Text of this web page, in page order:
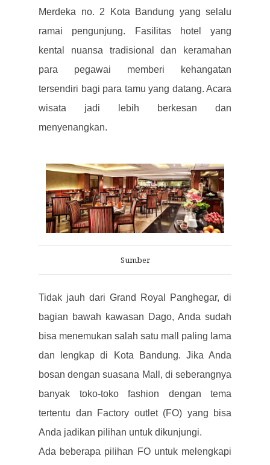
Merdeka no. 2 Kota Bandung yang selalu
ramai pengunjung.
Fasilitas hotel yang
kental nuansa tradisional dan keramahan
para pegawai memberi kehangatan
tersendiri bagi para tamu yang datang. Acara
wisata jadi lebih berkesan dan
menyenangkan.
Sumber
Tidak jauh dari Grand Royal Panghegar, di
bagian bawah kawasan Dago, Anda sudah
bisa menemukan salah satu mall paling lama
dan lengkap di Kota Bandung. Jika Anda
bosan dengan suasana Mall, di seberangnya
banyak toko-toko fashion dengan tema
tertentu dan Factory outlet (FO) yang bisa
Anda jadikan pilihan untuk dikunjungi.
Ada beberapa pilihan FO untuk melengkapi